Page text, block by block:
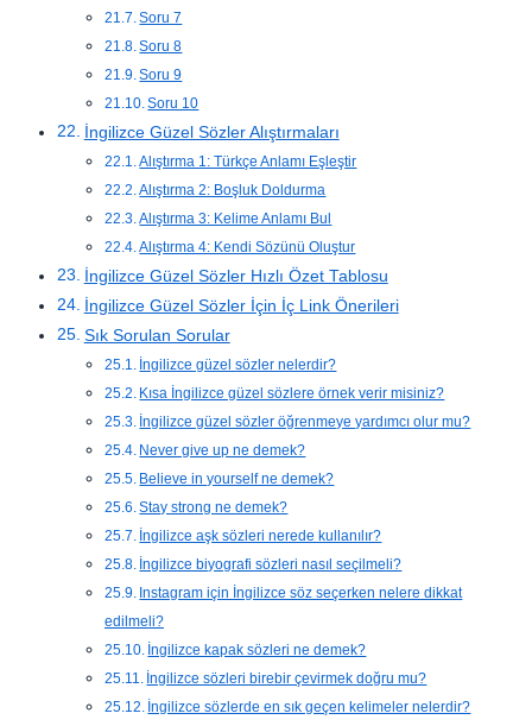
Soru 7
Soru 8
Soru 9
Soru 10
İngilizce Güzel Sözler Alıştırmaları
Alıştırma 1: Türkçe Anlamı Eşleştir
Alıştırma 2: Boşluk Doldurma
Alıştırma 3: Kelime Anlamı Bul
Alıştırma 4: Kendi Sözünü Oluştur
İngilizce Güzel Sözler Hızlı Özet Tablosu
İngilizce Güzel Sözler İçin İç Link Önerileri
Sık Sorulan Sorular
İngilizce güzel sözler nelerdir?
Kısa İngilizce güzel sözlere örnek verir misiniz?
İngilizce güzel sözler öğrenmeye yardımcı olur mu?
Never give up ne demek?
Believe in yourself ne demek?
Stay strong ne demek?
İngilizce aşk sözleri nerede kullanılır?
İngilizce biyografi sözleri nasıl seçilmeli?
Instagram için İngilizce söz seçerken nelere dikkat
edilmeli?
İngilizce kapak sözleri ne demek?
İngilizce sözleri birebir çevirmek doğru mu?
İngilizce sözlerde en sık geçen kelimeler nelerdir?